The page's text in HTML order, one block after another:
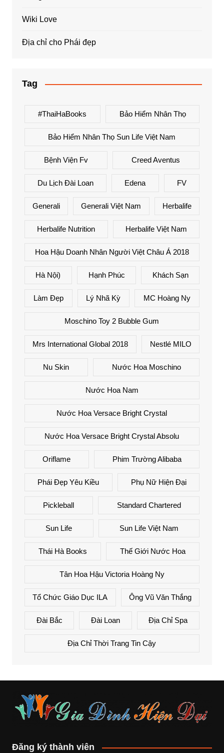
Wiki Love
Địa chỉ cho Phái đẹp
Tag
#ThaiHaBooks Bảo Hiểm Nhân Thọ
Bảo Hiểm Nhân Thọ Sun Life Việt Nam
Bệnh Viện Fv Creed Aventus
Du Lịch Đài Loan Edena FV
Generali Generali Việt Nam Herbalife
Herbalife Nutrition Herbalife Việt Nam
Hoa Hậu Doanh Nhân Người Việt Châu Á 2018
Hà Nội) Hạnh Phúc Khách Sạn
Làm Đẹp Lý Nhã Kỳ MC Hoàng Ny
Moschino Toy 2 Bubble Gum
Mrs International Global 2018 Nestlé MILO
Nu Skin Nước Hoa Moschino
Nước Hoa Nam
Nước Hoa Versace Bright Crystal
Nước Hoa Versace Bright Crystal Absolu
Oriflame Phim Trường Alibaba
Phái Đẹp Yêu Kiều Phụ Nữ Hiện Đại
Pickleball Standard Chartered
Sun Life Sun Life Việt Nam
Thái Hà Books Thế Giới Nước Hoa
Tân Hoa Hậu Victoria Hoàng Ny
Tổ Chức Giáo Dục ILA Ông Vũ Văn Thắng
Đài Bắc Đài Loan Địa Chỉ Spa
Địa Chỉ Thời Trang Tin Cậy
Đăng ký thành viên